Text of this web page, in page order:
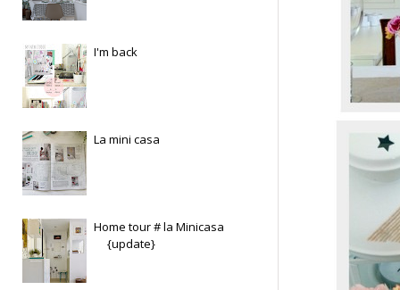
I'm back
La mini casa
Home tour # la Minicasa
{update}